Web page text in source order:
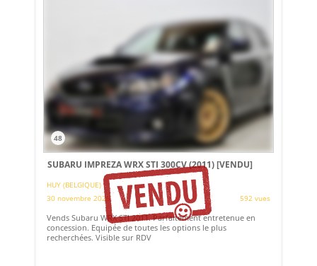
48
SUBARU IMPREZA WRX STI 300CV (2011)[VENDU]
HUY (BELGIQUE)
30 novembre 2025
592 vues
Vends Subaru WRX STI 2011. Parfaitement entretenue en
concession. Equipée de toutes les options le plus
recherchées. Visible sur RDV